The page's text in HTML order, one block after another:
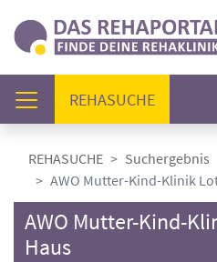
REHASUCHE(AKTUELL)
REHASUCHE
Suchergebnis
AWO Mutter-Kind-Klinik
AWO Mutter-Kind-
Haus